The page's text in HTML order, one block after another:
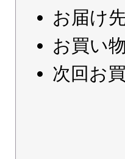
お届け
お買い
次回お